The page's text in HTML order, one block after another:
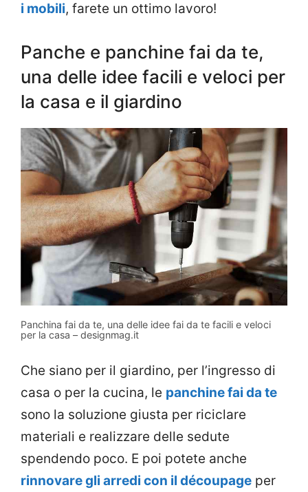
i mobili, farete un ottimo lavoro!
Panche e panchine fai da te,
una delle idee facili e veloci per
la casa e il giardino
Panchina fai da te, una delle idee fai da te facili e veloci
per la casa – designmag.it
Che siano per il giardino, per l’ingresso di
casa o per la cucina, le panchine fai da te
sono la soluzione giusta per riciclare
materiali e realizzare delle sedute
spendendo poco. E poi potete anche
rinnovare gli arredi con il découpage per